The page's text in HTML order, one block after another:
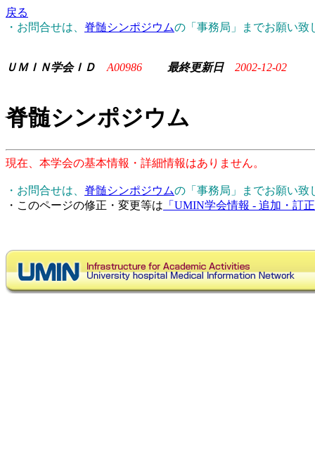
戻る
・お問合せは、 脊髄シンポジウムの「事務局」までお願い致
ＵＭＩＮ学会ＩＤ A00986 最終更新日 2002-12-02
脊髄シンポジウム
現在、本学会の基本情報・詳細情報はありません。
・お問合せは、 脊髄シンポジウムの「事務局」までお願い致
・このページの修正・変更等は 「UMIN学会情報 - 追加・訂